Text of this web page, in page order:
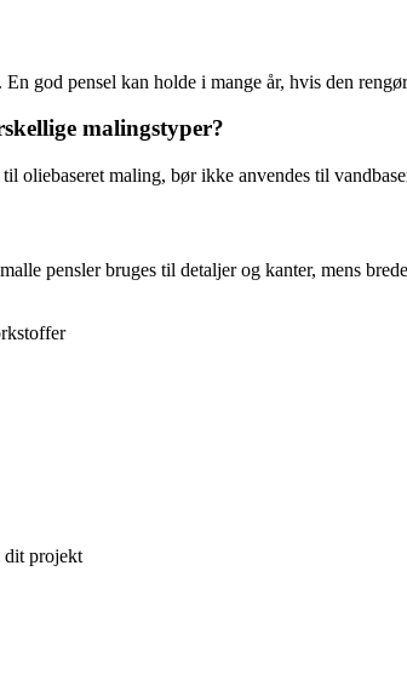
god pensel kan holde i mange år, hvis den
malingstyper?
oliebaseret maling, bør ikke anvendes til
pensler bruges til detaljer og kanter, mens
dit projekt